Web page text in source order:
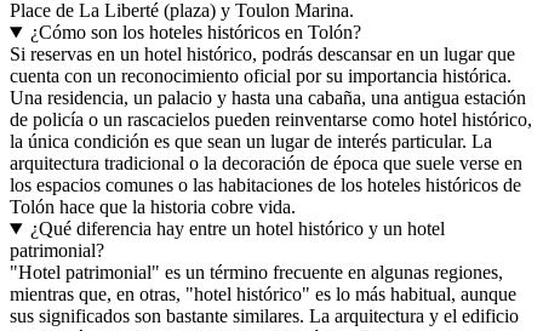
Place de La Liberté (plaza) y Toulon Marina.
¿Cómo son los hoteles históricos en Tolón?
Si reservas en un hotel histórico, podrás descansar en un lugar que
cuenta con un reconocimiento oficial por su importancia histórica.
Una residencia, un palacio y hasta una cabaña, una antigua estación
de policía o un rascacielos pueden reinventarse como hotel histórico,
la única condición es que sean un lugar de interés particular. La
arquitectura tradicional o la decoración de época que suele verse en
los espacios comunes o las habitaciones de los hoteles históricos de
Tolón hace que la historia cobre vida.
¿Qué diferencia hay entre un hotel histórico y un hotel
patrimonial?
"Hotel patrimonial" es un término frecuente en algunas regiones,
mientras que, en otras, "hotel histórico" es lo más habitual, aunque
sus significados son bastante similares. La arquitectura y el edificio